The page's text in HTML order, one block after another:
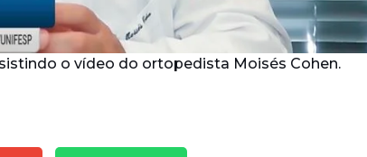
o vídeo do ortopedista Moisés Cohen.